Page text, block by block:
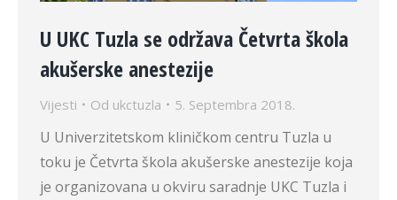
U UKC Tuzla se održava Četvrta škola
akušerske anestezije
Vijesti Od ukctuzla 5. Septembra 2018.
U Univerzitetskom kliničkom centru Tuzla u
toku je Četvrta škola akušerske anestezije koja
je organizovana u okviru saradnje UKC Tuzla i